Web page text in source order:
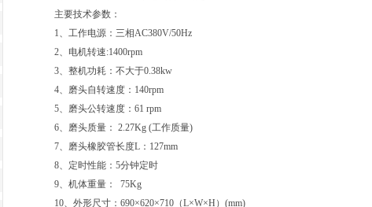
主要技术参数：
1、工作电源：三相AC380V/50Hz
2、电机转速:1400rpm
3、整机功耗：不大于0.38kw
4、磨头自转速度：140rpm
5、磨头公转速度：61 rpm
6、磨头质量： 2.27Kg (工作质量)
7、磨头橡胶管长度L：127mm
8、定时性能：5分钟定时
9、机体重量： 75Kg
10、外形尺寸：690×620×710（L×W×H）(mm)